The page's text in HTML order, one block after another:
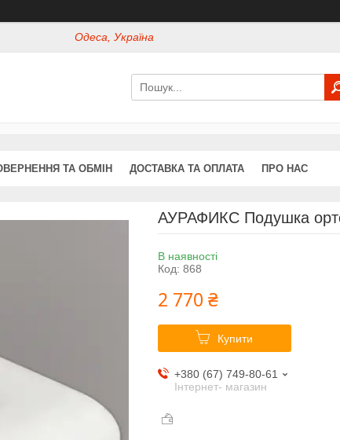
Одеса, Україна
ТА ОБМІН ДОСТАВКА ТА ОПЛАТА ПРО НАС
АУРАФИКС Подушка
В наявності
Код: 868
2 770 ₴
Купити
+380 (67) 749-80-61
Інтернет- магазин